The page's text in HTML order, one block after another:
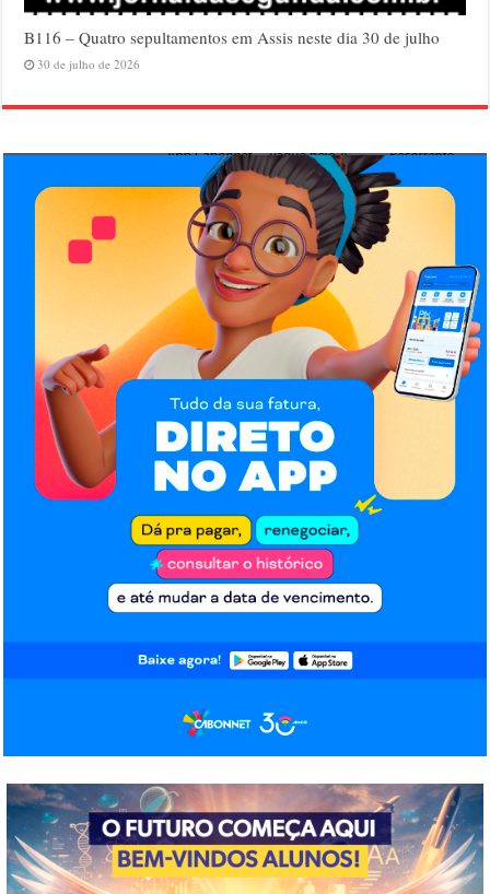
B116 – Quatro sepultamentos em Assis neste dia 30 de julho
30 de julho de 2026